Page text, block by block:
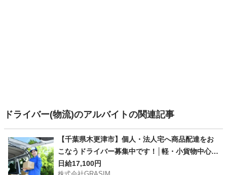
ドライバー(物流)のアルバイトの関連記事
【千葉県木更津市】個人・法人宅へ商品配達をお
こなうドライバー募集中です！│軽・小貨物中心で
重量物ほとんどなし！
日給17,100円